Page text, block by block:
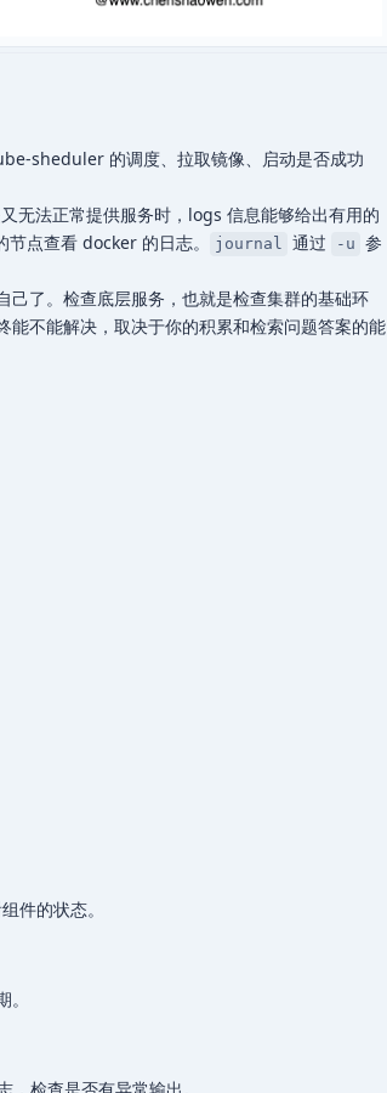
sheduler 的调度、拉取镜像、启动是否成功
法正常提供服务时，logs 信息能够给出有用的
点查看 docker 的日志。
journal 通过 -u 参
了。检查底层服务，也就是检查集群的基础环
不能解决，取决于你的积累和检索问题答案的能
件的状态。